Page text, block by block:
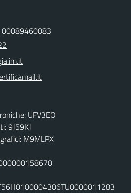
00089460083
UFV3EO
9J59KJ
M9MLPX